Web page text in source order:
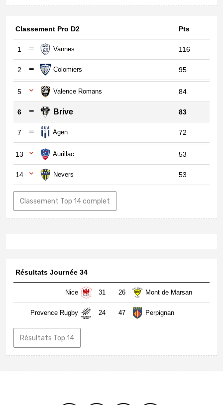
Classement Pro D2 Pts
1 Vannes 116
2 Colomiers 95
5 Valence Romans 84
6 Brive 83
7 Agen 72
13 Aurillac 53
14 Nevers 53
Classement Top 14 complet
Résultats Journée 34
Nice 31 26 Mont de Marsan
Provence Rugby 24 47 Perpignan
Résultats Top 14